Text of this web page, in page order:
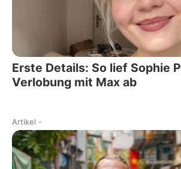
Erste Details: So lief Sophie
Verlobung mit Max ab
Artikel -